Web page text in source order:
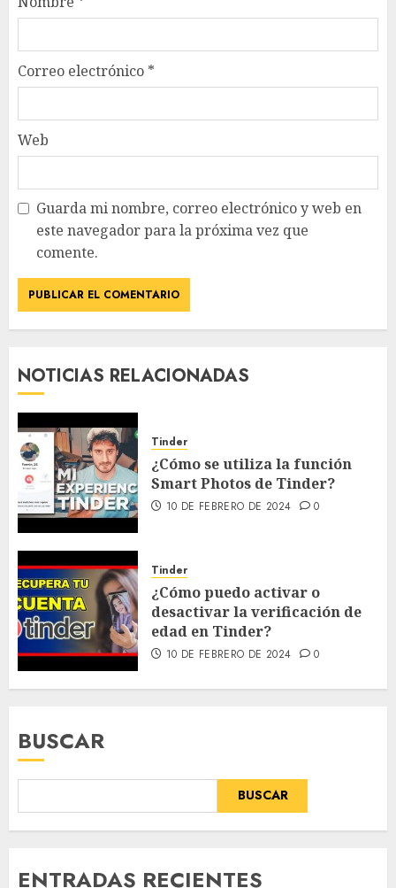
Correo electrónico *
Web
Guarda mi nombre, correo electrónico y web en
este navegador para la próxima vez que
comente.
NOTICIAS RELACIONADAS
Tinder
¿Cómo se utiliza la función
Smart Photos de Tinder?
10 DE FEBRERO DE 2024 0
Tinder
¿Cómo puedo activar o
desactivar la verificación de
edad en Tinder?
10 DE FEBRERO DE 2024 0
BUSCAR
BUSCAR
ENTRADAS RECIENTES